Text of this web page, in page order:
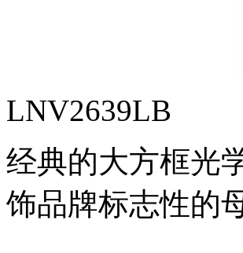
LNV2639LB
经典的大方框光
饰品牌标志性的